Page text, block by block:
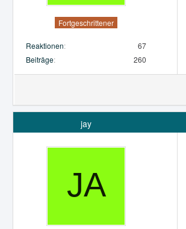
Fortgeschrittener
Reaktionen
67
Beiträge
260
jay